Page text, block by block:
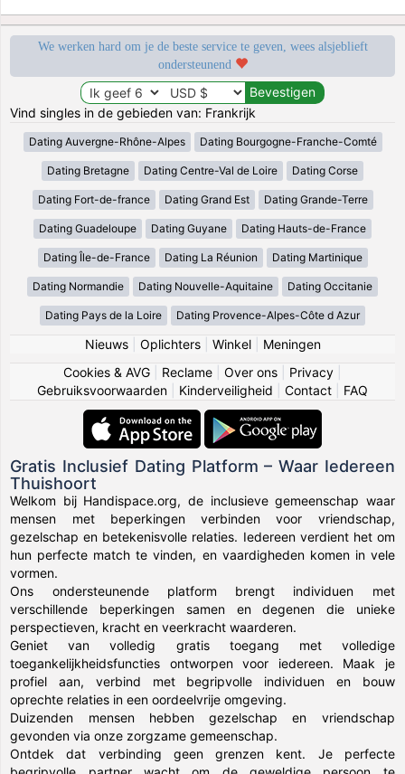
We werken hard om je de beste service te geven, wees alsjeblieft
ondersteunend
Vind singles in de gebieden van: Frankrijk
Dating Auvergne-Rhône-Alpes Dating Bourgogne-Franche-Comté
Dating Bretagne Dating Centre-Val de Loire Dating Corse
Dating Fort-de-france Dating Grand Est Dating Grande-Terre
Dating Guadeloupe Dating Guyane Dating Hauts-de-France
Dating Île-de-France Dating La Réunion Dating Martinique
Dating Normandie Dating Nouvelle-Aquitaine Dating Occitanie
Dating Pays de la Loire Dating Provence-Alpes-Côte d Azur
Nieuws| Oplichters| Winkel| Meningen
Cookies & AVG
Reclame Over ons Privacy
Gebruiksvoorwaarden
Kinderveiligheid Contact FAQ
Gratis Inclusief Dating Platform – Waar Iedereen
Thuishoort
Welkom bij Handispace.org, de inclusieve gemeenschap waar
mensen met beperkingen verbinden voor vriendschap,
gezelschap en betekenisvolle relaties. Iedereen verdient het om
hun perfecte match te vinden, en vaardigheden komen in vele
vormen.
Ons ondersteunende platform brengt individuen met
verschillende beperkingen samen en degenen die unieke
perspectieven, kracht en veerkracht waarderen.
Geniet van volledig gratis toegang met volledige
toegankelijkheidsfuncties ontworpen voor iedereen. Maak je
profiel aan, verbind met begripvolle individuen en bouw
oprechte relaties in een oordeelvrije omgeving.
Duizenden mensen hebben gezelschap en vriendschap
gevonden via onze zorgzame gemeenschap.
Ontdek dat verbinding geen grenzen kent. Je perfecte